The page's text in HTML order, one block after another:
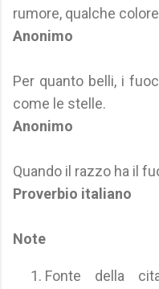
rumore, qualche
Anonimo
Per quanto belli, i
come le stelle.
Anonimo
Quando il razzo ha il
Proverbio italiano
Note
Fonte della